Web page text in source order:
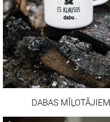
DABAS MĪĻOTĀJIEM